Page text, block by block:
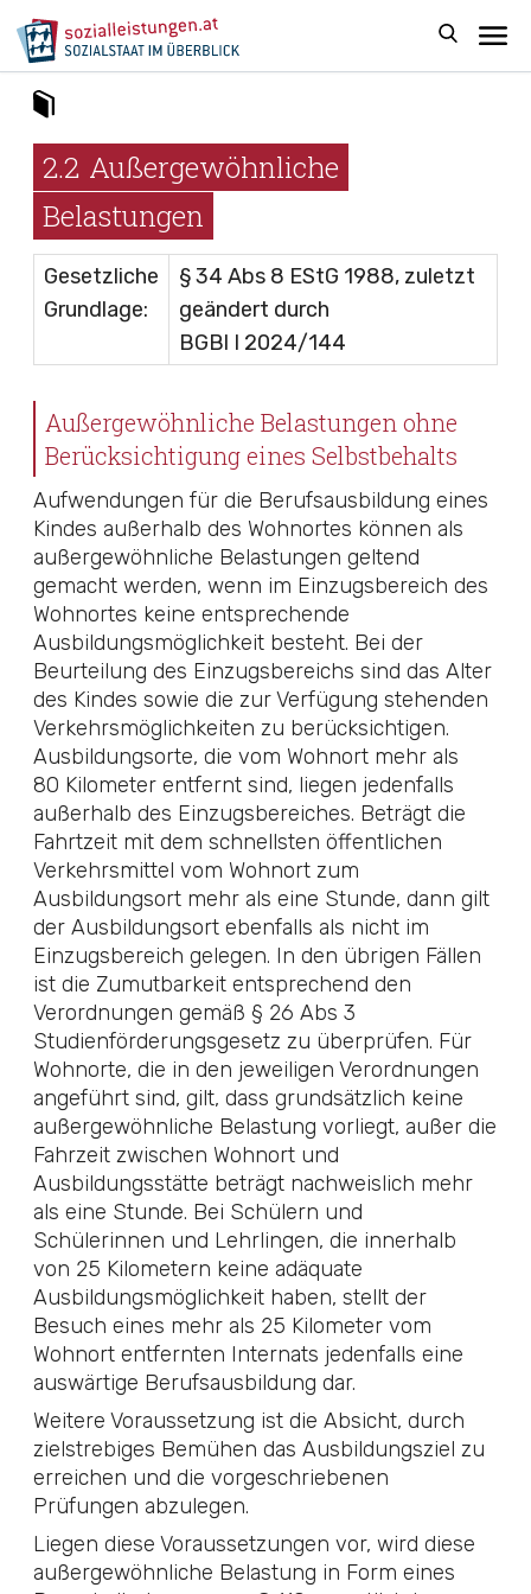
2.2 Außergewöhnliche
Belastungen
Gesetzliche
Grundlage:
§ 34 Abs 8 EStG 1988, zuletzt
geändert durch
BGBl I 2024/144
Außergewöhnliche Belastungenohne
Berücksichtigung eines Selbstbehalts
Aufwendungen für die Berufsausbildung eines
Kindes außerhalb des Wohnortes können als
außergewöhnliche Belastungen geltend
gemacht werden, wenn im Einzugsbereich des
Wohnortes keine entsprechende
Ausbildungsmöglichkeit besteht. Bei der
Beurteilung des Einzugsbereichs sind das Alter
des Kindes sowie die zur Verfügung stehenden
Verkehrsmöglichkeiten zu berücksichtigen.
Ausbildungsorte, die vom Wohnort mehr als
80 Kilometer entfernt sind, liegen jedenfalls
außerhalb des Einzugsbereiches. Beträgt die
Fahrtzeit mit dem schnellsten öffentlichen
Verkehrsmittel vom Wohnort zum
Ausbildungsort mehr als eine Stunde, dann gilt
der Ausbildungsort ebenfalls als nicht im
Einzugsbereich gelegen. In den übrigen Fällen
ist die Zumutbarkeit entsprechend den
Verordnungen gemäß § 26 Abs 3
Studienförderungsgesetz zu überprüfen. Für
Wohnorte, die in den jeweiligen Verordnungen
angeführt sind, gilt, dass grundsätzlich keine
außergewöhnliche Belastung vorliegt, außer die
Fahrzeit zwischen Wohnort und
Ausbildungsstätte beträgt nachweislich mehr
als eine Stunde. Bei Schülern und
Schülerinnen und Lehrlingen, die innerhalb
von 25 Kilometern keine adäquate
Ausbildungsmöglichkeit haben, stellt der
Besuch eines mehr als 25 Kilometer vom
Wohnort entfernten Internats jedenfalls eine
auswärtige Berufsausbildung dar.
Weitere Voraussetzung ist die Absicht, durch
zielstrebiges Bemühen das Ausbildungsziel zu
erreichen und die vorgeschriebenen
Prüfungen abzulegen.
Liegen diese Voraussetzungen vor, wird diese
außergewöhnliche Belastung in Form eines